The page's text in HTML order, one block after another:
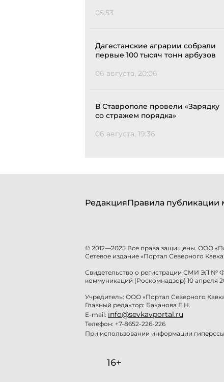
05:53
Дагестанские аграрии собрали
первые 100 тысяч тонн арбузов
06 августа, 20:06
В Ставрополе провели «Зарядку
со стражем порядка»
06 августа, 19:36
РедакцияПравила публикации
© 2012—2025 Все права защищены. ООО
Сетевое издание «Портал Северного
Свидетельство о регистрации СМИ ЭЛ №
коммуникаций (Роскомнадзор) 10 апреля
Учредитель: ООО «Портал Северного
Главный редактор: Баканова Е.Н.
E-mail: info@sevkavportal.ru
Телефон: +7-8652-226-226
При использовании информации
16+